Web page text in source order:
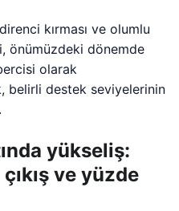
kırması ve olumlu
önümüzdeki dönemde
olarak
belirli destek seviyelerinin
yükseliş:
ve yüzde